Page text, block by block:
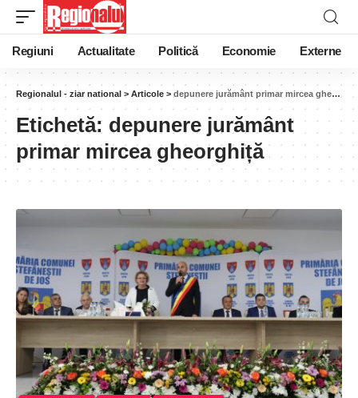
Regiuni Actualitate Politică Economie Externe
Regionalul - ziar national > Articole > depunere jurământ primar mircea gheorghiță
Etichetă: depunere jurământ
primar mircea gheorghiță